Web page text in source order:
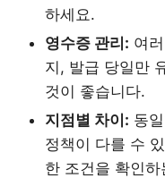
하세요.
영수증 관리: 여
지, 발급 당일만
것이 좋습니다.
지점별 차이: 동
정책이 다를 수
한 조건을 확인